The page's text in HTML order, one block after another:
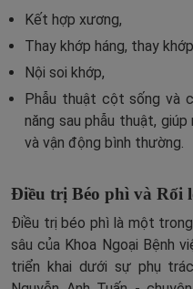
Kết hợp xương,
Thay khớp háng, thay
Nội soi khớp,
Phẫu thuật cột sống và
năng sau phẫu thuật,
và vận động bình thường.
Điều trị Béo phì và Rối
Điều trị béo phì là một
sâu của Khoa Ngoại Bệnh
triển khai dưới sự phụ